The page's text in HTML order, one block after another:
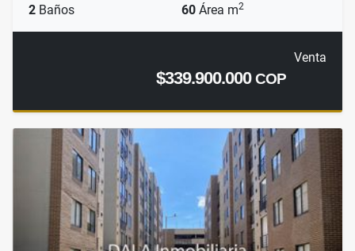
2 Baños 60 Área m2
Venta
$339.900.000COP